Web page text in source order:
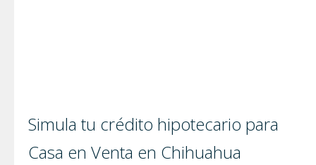
Simula tu crédito hipotecario para
Casa en Venta en Chihuahua